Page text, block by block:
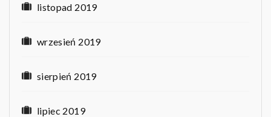
listopad 2019
wrzesień 2019
sierpień 2019
lipiec 2019